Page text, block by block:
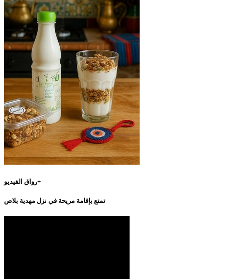
رواق الفيديو+
تمتع بإقامة مريحة في نزل مهدية بلاص